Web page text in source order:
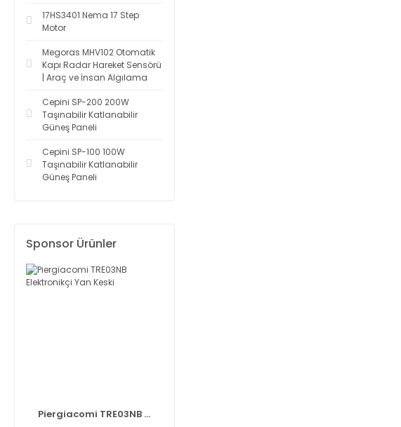
17HS3401 Nema 17 Step
Motor
Megoras MHV102 Otomatik
Kapı Radar Hareket Sensörü
| Araç ve İnsan Algılama
Cepini SP-200 200W
Taşınabilir Katlanabilir
Güneş Paneli
Cepini SP-100 100W
Taşınabilir Katlanabilir
Güneş Paneli
Sponsor Ürünler
Piergiacomi TRE03NB ...